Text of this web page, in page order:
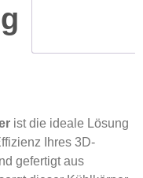
ist die ideale Lösung
Ihres 3D-
gefertigt aus